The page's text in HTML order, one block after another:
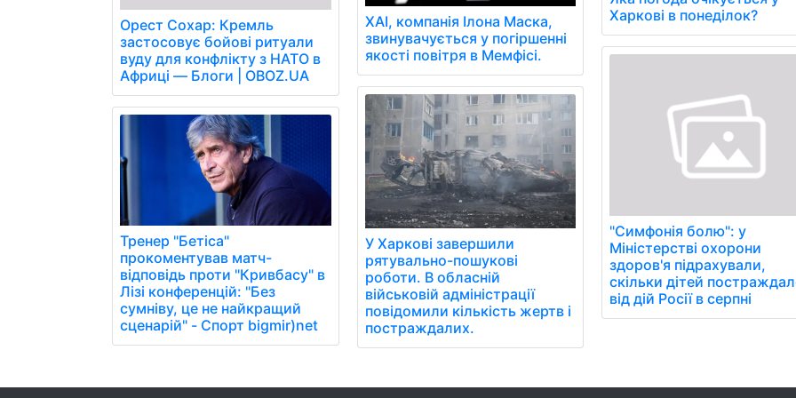
Орест Сохар: Кремль
застосовує бойові ритуали
вуду для конфлікту з НАТО в
Африці — Блоги | OBOZ.UA
Тренер "Бетіса"
прокоментував матч-
відповідь проти "Кривбасу" в
Лізі конференцій: "Без
сумніву, це не найкращий
сценарій" - Спорт bigmir)net
XAI, компанія Ілона Маска,
звинувачується у погіршенні
якості повітря в Мемфісі.
У Харкові завершили
рятувально-пошукові
роботи. В обласній
військовій адміністрації
повідомили кількість жертв і
постраждалих.
Харкові в понеділок?
"Симфонія болю": у
Міністерстві охорони
здоров'я підрахували,
скільки дітей
від дій Росії в серпні